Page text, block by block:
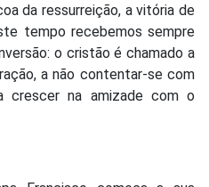
da ressurreição, a vitória de
tempo recebemos sempre
o cristão é chamado a
a não contentar-se com
crescer na amizade com o